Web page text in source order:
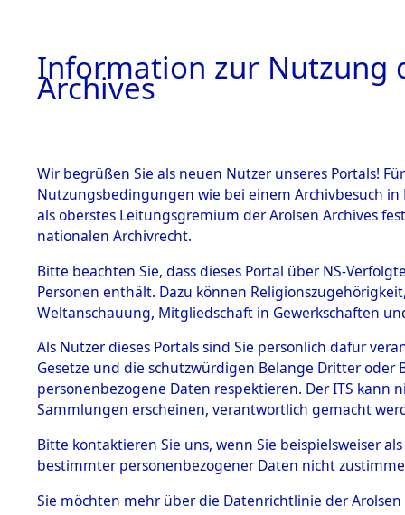
BESTÄNDE
1.
Inhaftierungsdoku
mente
1.2.9 Beim ITS
Effekten
1.2.9.1
Effekten aus
dem KZ
Dachau
1.2.9.2
Effekten aus
dem KZ
Bayerisches
0002
Information zur Nutzung
Archives
Wir begrüßen Sie als neuen Nutzer unseres Portals!
Nutzungsbedingungen wie bei einem Archivbesuch
als oberstes Leitungsgremium der Arolsen Archives
nationalen Archivrecht.
Bitte beachten Sie, dass dieses Portal über NS-
Personen enthält. Dazu können
Weltanschauung, Mitgliedschaft in Gewerkschaften
Als Nutzer dieses Portals sind Sie persönlich dafür
Gesetze und die schutzwürdigen Belange Dritter
personenbezogene Daten respektieren. Der ITS
Sammlungen erscheinen, verantwortlich gemacht
Bitte kontaktieren Sie uns, wenn Sie beispielsweiser
bestimmter personenbezogener Daten nicht
Sie möchten mehr über die Datenrichtlinie der Arolsen